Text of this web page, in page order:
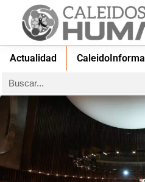
Actualidad CaleidoInforma